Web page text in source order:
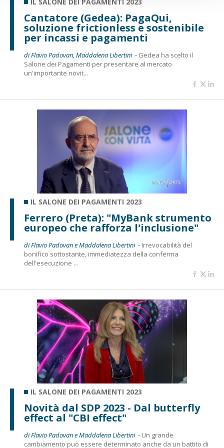
Cantatore (Gedea): PagaQui,
soluzione frictionless e sostenibile
per incassi e pagamenti
di Flavio Padovan, Maddalena Libertini - Gedea ha scelto il
Salone dei Pagamenti per presentare al mercato
un'importante novit...
IL SALONE DEI PAGAMENTI 2023
Ferrero (Preta): "MyBank strumento
europeo che rafforza l'inclusione"
di Flavio Padovan e Maddalena Libertini - Irrevocabilità del
bonifico sottostante, immediatezza della conferma
dell'esecuzione ...
IL SALONE DEI PAGAMENTI 2023
Novità dal SDP 2023 - Dal butterfly
effect al "CBI effect"
di Flavio Padovan e Maddalena Libertini - Un grande
cambiamento può essere determinato anche da un battito di